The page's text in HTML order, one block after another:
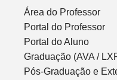
Área do Professor
Portal do Professor
Portal do Aluno
Graduação (AVA /
Pós-Graduação e